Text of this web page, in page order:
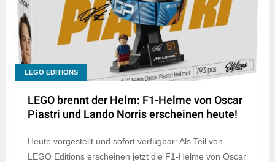
LEGO EDITIONS
LEGO brennt der Helm: F1-Helme von Oscar
Piastri und Lando Norris erscheinen heute!
Heute vorgestellt und sofort verfügbar: Als Teil von
LEGO Editions erscheinen jetzt die F1-Helme von Oscar